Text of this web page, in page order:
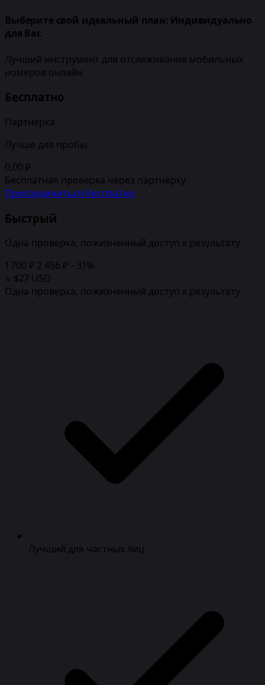
Выберите свой идеальный план: Индивидуально
для Вас
Лучший инструмент для отслеживания мобильных
номеров онлайн
Бесплатно
Партнёрка
Лучше для пробы
0,00 ₽
Бесплатная проверка через партнёрку
Присоединиться бесплатно
Быстрый
Одна проверка, пожизненный доступ к результату
1 700 ₽ 2 456 ₽ −31%
≈ $27 USD
Одна проверка, пожизненный доступ к результату
Лучший для частных лиц